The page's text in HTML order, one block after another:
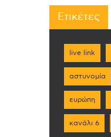
Ετικέτες
live link
αστυνομία
ευρώπη
κανάλι 6